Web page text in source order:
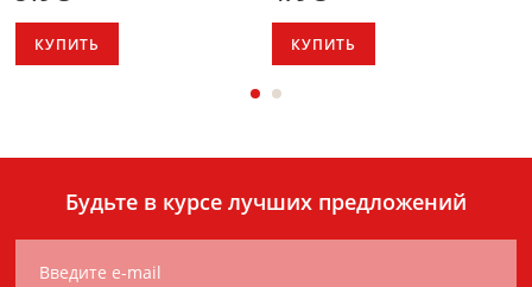
КУПИТЬ КУПИТЬ
Будьте в курсе лучших предложений
Введите e-mail